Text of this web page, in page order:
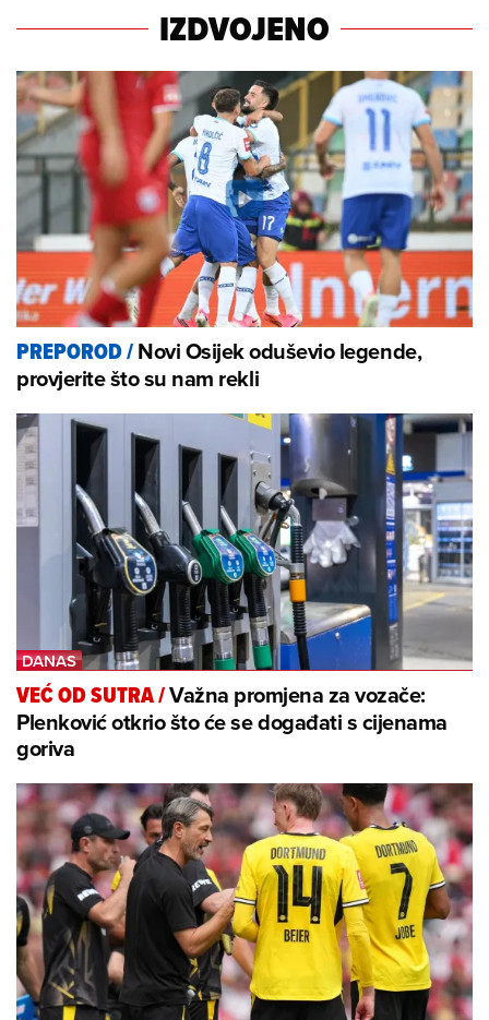
IZDVOJENO
PREPOROD/Novi Osijek oduševio legende,
provjerite što su nam rekli
VEĆ OD SUTRA/Važna promjena za vozače:
Plenković otkrio što će se događati s cijenama
goriva